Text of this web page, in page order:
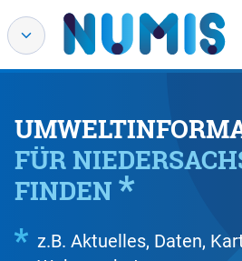
FÜR
FINDEN
z.B. Aktuelles, Daten,